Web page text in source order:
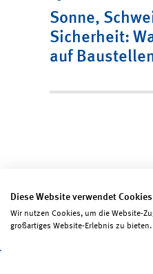
Sonne,
Sicherheit:
auf
Seite teilen
Diese Website verwendet Cookies
Wir nutzen Cookies, um die Website-
großartiges Website-Erlebnis zu